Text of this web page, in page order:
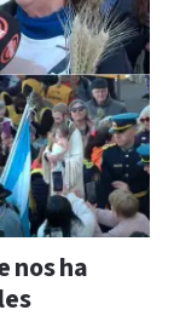
nos ha